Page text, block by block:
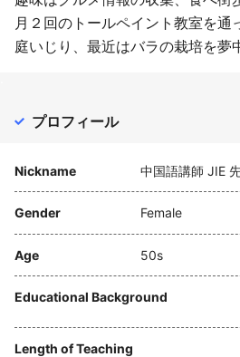
月２回のトールペイント教室を通
庭いじり、最近はバラの栽培を夢
プロフィール
Nickname 中国語講師 JIE
Gender Female
Age 50s
Educational Background
Length of Teaching